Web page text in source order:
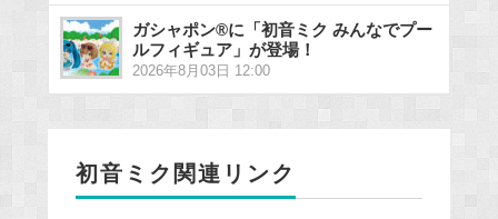
ガシャポン®に「初音ミク みんなでプー
ルフィギュア」が登場！
2026年8月03日 12:00
初音ミク関連リンク